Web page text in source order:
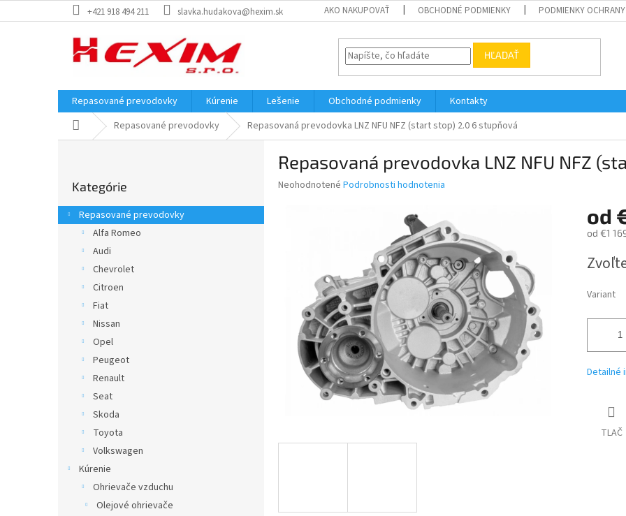
na
+421 918 494 211 slavka.hudakova@hexim.sk AKO NAKUPOVAŤ OBCHODNÉ PODMIENKY PODMIENKY
HĽADAŤ
Repasované prevodovky Kúrenie Lešenie Obchodné podmienky
Kontakty
DomovRepasované prevodovky Repasovaná prevodovka LNZ NFU NFZ (start stop) 2.0 6 stupňová
ý
p
kategórie
Kategórie
Repasované prevodovky
Alfa Romeo
Audi
Chevrolet
Citroen
Fiat
Nissan
Opel
Peugeot
Renault
Seat
Skoda
Toyota
Volkswagen
Kúrenie
Ohrievače vzduchu
Olejové ohrievače
Repasovaná prevodovka LNZ NFU NFZ
Priemerné
hviezdičiek.
Neohodnotené Podrobnosti hodnotenia
od
od €1
cena:
Variant
Detailné
TLAČ